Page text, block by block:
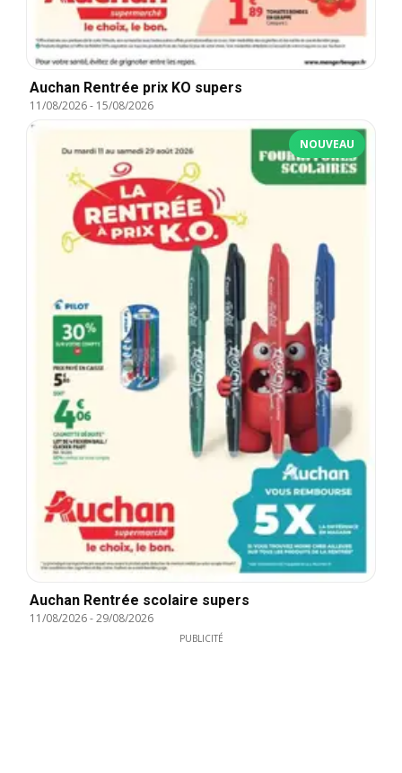
Auchan Rentrée prix KO supers
11/08/2026- 15/08/2026
NOUVEAU
Auchan Rentrée scolaire supers
11/08/2026-29/08/2026
PUBLICITÉ